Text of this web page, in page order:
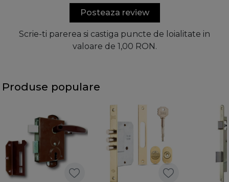
Posteaza review
Scrie-ti parerea si castiga puncte de loialitate in
valoare de 1,00 RON.
Produse populare